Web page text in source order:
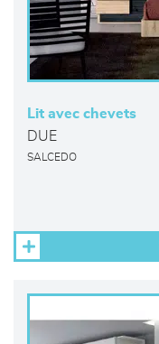
Lit avec chevets
DUE
SALCEDO